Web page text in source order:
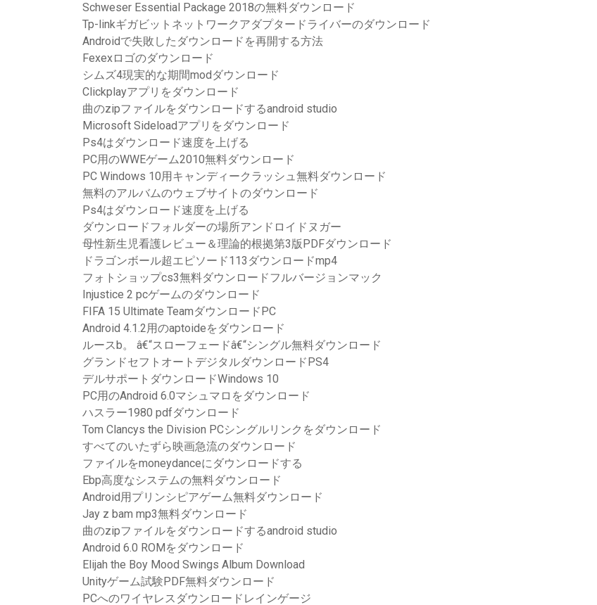
Schweser Essential Package 2018の無料ダウンロード
Tp-linkギガビットネットワークアダプタードライバーのダウンロード
Androidで失敗したダウンロードを再開する方法
Fexexロゴのダウンロード
シムズ4現実的な期間modダウンロード
Clickplayアプリをダウンロード
曲のzipファイルをダウンロードするandroid studio
Microsoft Sideloadアプリをダウンロード
Ps4はダウンロード速度を上げる
PC用のWWEゲーム2010無料ダウンロード
PC Windows 10用キャンディークラッシュ無料ダウンロード
無料のアルバムのウェブサイトのダウンロード
Ps4はダウンロード速度を上げる
ダウンロードフォルダーの場所アンドロイドヌガー
母性新生児看護レビュー＆理論的根拠第3版PDFダウンロード
ドラゴンボール超エピソード113ダウンロードmp4
フォトショップcs3無料ダウンロードフルバージョンマック
Injustice 2 pcゲームのダウンロード
FIFA 15 Ultimate TeamダウンロードPC
Android 4.1.2用のaptoideをダウンロード
ルースb。 â€“スローフェードâ€“シングル無料ダウンロード
グランドセフトオートデジタルダウンロードPS4
デルサポートダウンロードWindows 10
PC用のAndroid 6.0マシュマロをダウンロード
ハスラー1980 pdfダウンロード
Tom Clancys the Division PCシングルリンクをダウンロード
すべてのいたずら映画急流のダウンロード
ファイルをmoneydanceにダウンロードする
Ebp高度なシステムの無料ダウンロード
Android用プリンシピアゲーム無料ダウンロード
Jay z bam mp3無料ダウンロード
曲のzipファイルをダウンロードするandroid studio
Android 6.0 ROMをダウンロード
Elijah the Boy Mood Swings Album Download
Unityゲーム試験PDF無料ダウンロード
PCへのワイヤレスダウンロードレインゲージ